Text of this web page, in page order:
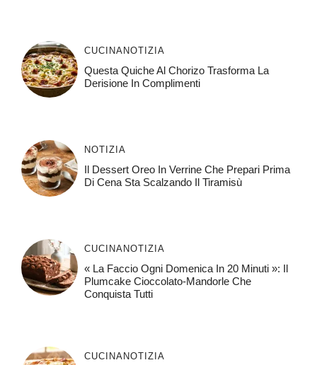
CUCINA NOTIZIA
Questa Quiche Al Chorizo ​​trasforma La
Derisione In Complimenti
NOTIZIA
Il Dessert Oreo In Verrine Che Prepari Prima
Di Cena Sta Scalzando Il Tiramisù
CUCINA NOTIZIA
« La Faccio Ogni Domenica In 20 Minuti »: Il
Plumcake Cioccolato-Mandorle Che
Conquista Tutti
CUCINA NOTIZIA